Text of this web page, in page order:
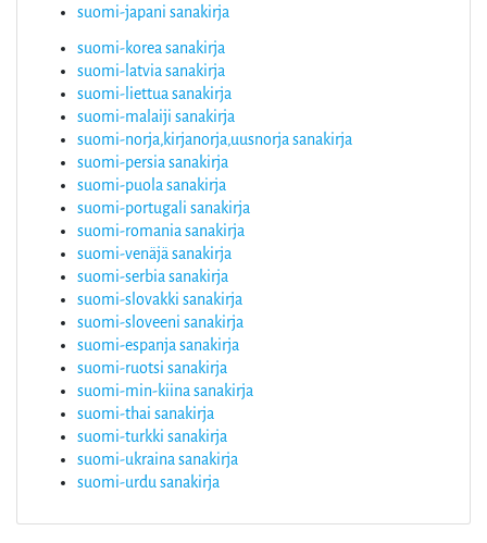
suomi-japani sanakirja
suomi-korea sanakirja
suomi-latvia sanakirja
suomi-liettua sanakirja
suomi-malaiji sanakirja
suomi-norja,kirjanorja,uusnorja sanakirja
suomi-persia sanakirja
suomi-puola sanakirja
suomi-portugali sanakirja
suomi-romania sanakirja
suomi-venäjä sanakirja
suomi-serbia sanakirja
suomi-slovakki sanakirja
suomi-sloveeni sanakirja
suomi-espanja sanakirja
suomi-ruotsi sanakirja
suomi-min-kiina sanakirja
suomi-thai sanakirja
suomi-turkki sanakirja
suomi-ukraina sanakirja
suomi-urdu sanakirja